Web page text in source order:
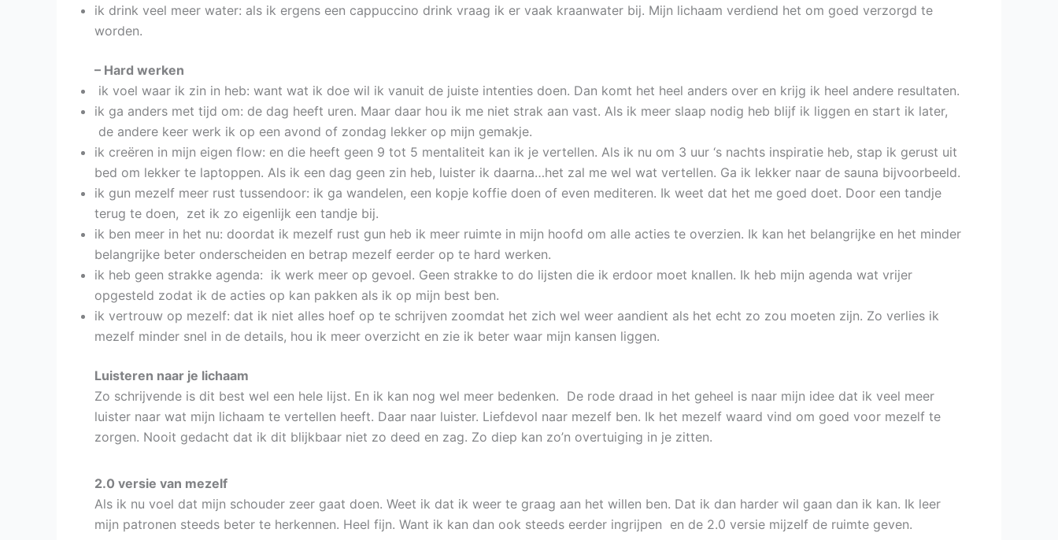
ik drink veel meer water: als ik ergens een cappuccino drink vraag ik er vaak kraanwater bij. Mijn lichaam verdiend het om goed verzorgd te
worden.
– Hard werken
ik voel waar ik zin in heb: want wat ik doe wil ik vanuit de juiste intenties doen. Dan komt het heel anders over en krijg ik heel andere resultaten.
ik ga anders met tijd om: de dag heeft uren. Maar daar hou ik me niet strak aan vast. Als ik meer slaap nodig heb blijf ik liggen en start ik later,
de andere keer werk ik op een avond of zondag lekker op mijn gemakje.
ik creëren in mijn eigen flow: en die heeft geen 9 tot 5 mentaliteit kan ik je vertellen. Als ik nu om 3 uur ‘s nachts inspiratie heb, stap ik gerust uit
bed om lekker te laptoppen. Als ik een dag geen zin heb, luister ik daarna…het zal me wel wat vertellen. Ga ik lekker naar de sauna bijvoorbeeld.
ik gun mezelf meer rust tussendoor: ik ga wandelen, een kopje koffie doen of even mediteren. Ik weet dat het me goed doet. Door een tandje
terug te doen, zet ik zo eigenlijk een tandje bij.
ik ben meer in het nu: doordat ik mezelf rust gun heb ik meer ruimte in mijn hoofd om alle acties te overzien. Ik kan het belangrijke en het minder
belangrijke beter onderscheiden en betrap mezelf eerder op te hard werken.
ik heb geen strakke agenda: ik werk meer op gevoel. Geen strakke to do lijsten die ik erdoor moet knallen. Ik heb mijn agenda wat vrijer
opgesteld zodat ik de acties op kan pakken als ik op mijn best ben.
ik vertrouw op mezelf: dat ik niet alles hoef op te schrijven zoomdat het zich wel weer aandient als het echt zo zou moeten zijn. Zo verlies ik
mezelf minder snel in de details, hou ik meer overzicht en zie ik beter waar mijn kansen liggen.
Luisteren naar je lichaam
Zo schrijvende is dit best wel een hele lijst. En ik kan nog wel meer bedenken. De rode draad in het geheel is naar mijn idee dat ik veel meer
luister naar wat mijn lichaam te vertellen heeft. Daar naar luister. Liefdevol naar mezelf ben. Ik het mezelf waard vind om goed voor mezelf te
zorgen. Nooit gedacht dat ik dit blijkbaar niet zo deed en zag. Zo diep kan zo’n overtuiging in je zitten.
2.0 versie van mezelf
Als ik nu voel dat mijn schouder zeer gaat doen. Weet ik dat ik weer te graag aan het willen ben. Dat ik dan harder wil gaan dan ik kan. Ik leer
mijn patronen steeds beter te herkennen. Heel fijn. Want ik kan dan ook steeds eerder ingrijpen en de 2.0 versie mijzelf de ruimte geven.